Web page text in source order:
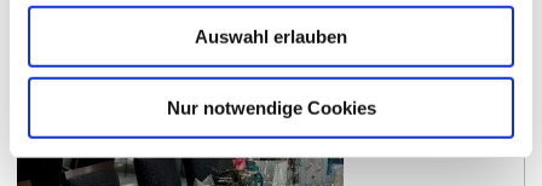
Auswahl erlauben
Nur notwendige Cookies
Nierstein